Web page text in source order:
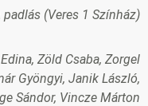
(Veres 1 Színház)
Zöld Csaba, Zorgel
Gyöngyi, Janik László,
Sándor, Vincze Márton